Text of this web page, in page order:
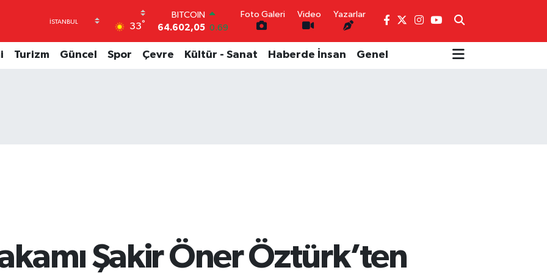
33°
DOLAR
47,5986 0.06
EURO
55,0700 0.1
Foto Galeri Video Yazarlar
Turizm Güncel Spor Çevre Kültür - Sanat Haberde İnsan Genel
Şakir Öner Öztürk’ten